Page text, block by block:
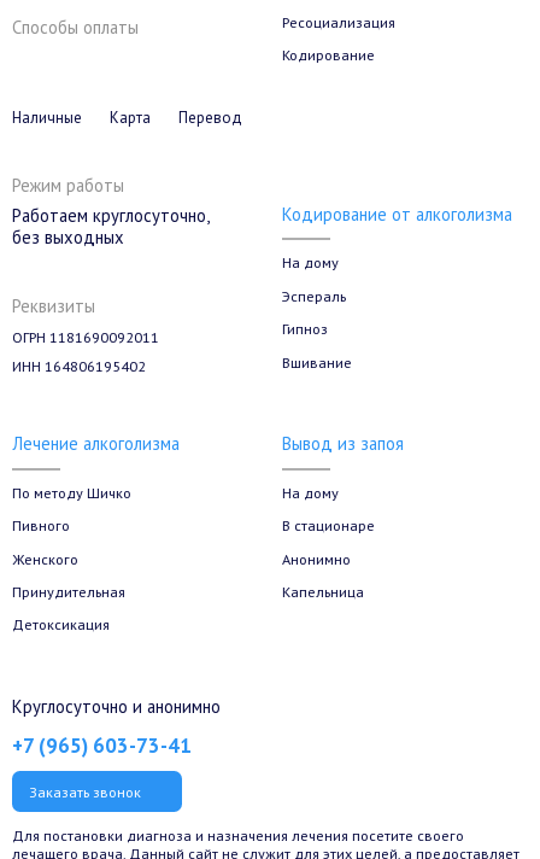
Способы оплаты
Наличные Карта Перевод
Режим работы
Работаем круглосуточно,
без выходных
Реквизиты
ОГРН 1181690092011
ИНН 164806195402
Ресоциализация
Кодирование
Кодирование от алкоголизма
На дому
Эспераль
Гипноз
Вшивание
Лечение алкоголизма
По методу Шичко
Пивного
Женского
Принудительная
Детоксикация
Вывод из запоя
На дому
В стационаре
Анонимно
Капельница
Круглосуточно и анонимно
+7 (965) 603-73-41
Заказать звонок
Для постановки диагноза и назначения лечения посетите своего
лечащего врача. Данный сайт не служит для этих целей, а предоставляет